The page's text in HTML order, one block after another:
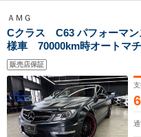
ＡＭＧ
Cクラス C63 パフォーマ
様車 70000km時オートマ
ーラーで交換済 AMGパフ
ケージ AMGカーボンイン
ケージ 専用AMG19インチ
販売店保証